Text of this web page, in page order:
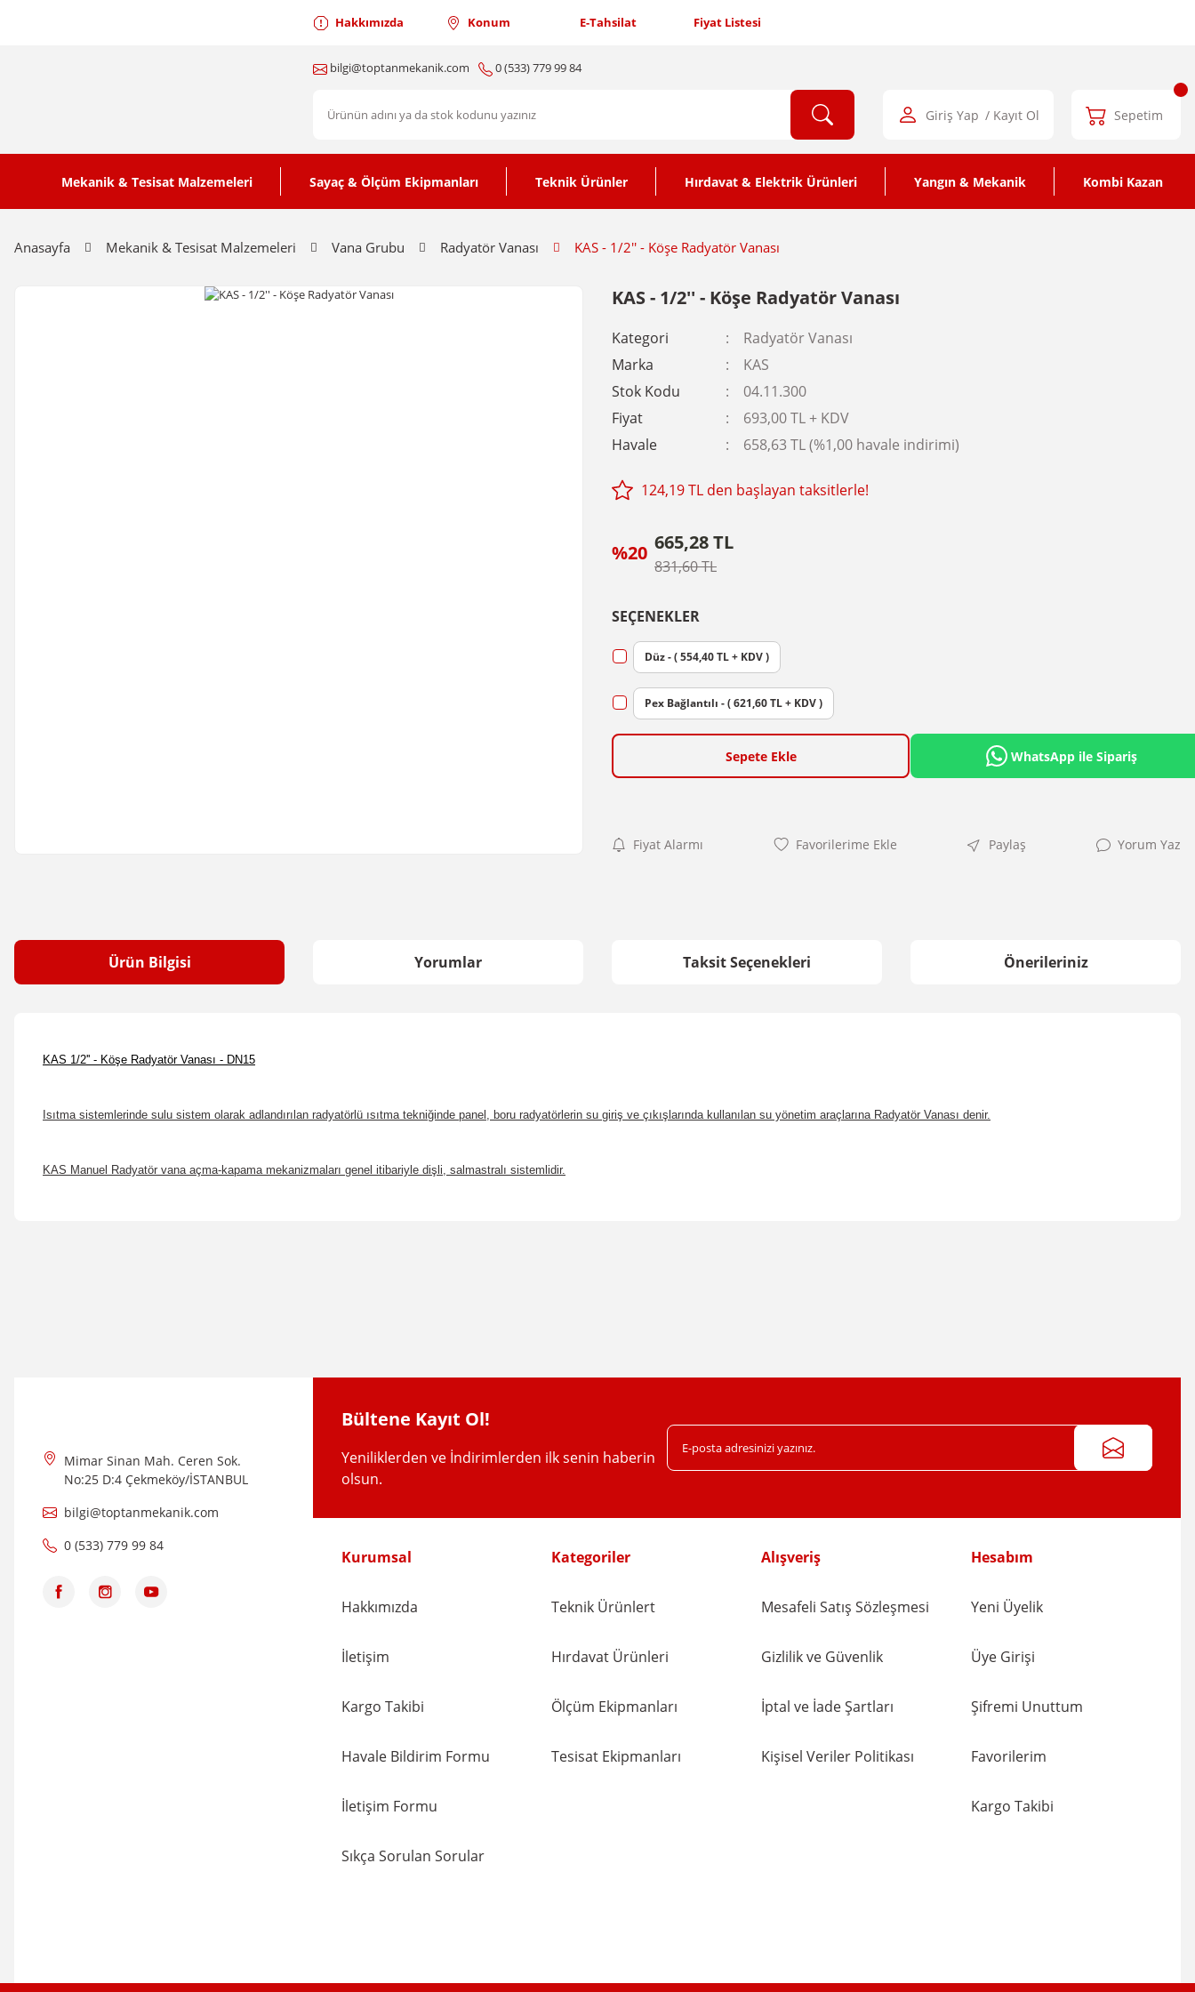
Hakkımızda Konum E-Tahsilat Fiyat Listesi
bilgi@toptanmekanik.com 0 (533) 779 99 84
Giriş Yap / Kayıt Ol Sepetim
Mekanik & Tesisat Malzemeleri Sayaç & Ölçüm Ekipmanları Teknik Ürünler Hırdavat & Elektrik Ürünleri Yangın & Mekanik Kombi Kazan
Anasayfa Mekanik & Tesisat Malzemeleri Vana Grubu Radyatör Vanası KAS - 1/2'' - Köşe Radyatör Vanası
KAS - 1/2'' - Köşe Radyatör Vanası
Kategori
Radyatör Vanası
Marka
KAS
Stok Kodu
04.11.300
Fiyat
693,00 TL + KDV
Havale
658,63 TL (%1,00 havale indirimi)
124,19 TL den başlayan taksitlerle!
%20 665,28 TL
831,60 TL
SEÇENEKLER
Düz - ( 554,40 TL + KDV )
Pex Bağlantılı - ( 621,60 TL + KDV )
Sepete Ekle WhatsApp ile Sipariş
Fiyat Alarmı Paylaş Yorum Yaz
Ürün Bilgisi Yorumlar Taksit Seçenekleri Önerileriniz
KAS 1/2'' - Köşe Radyatör Vanası - DN15
Isıtma sistemlerinde sulu sistem olarak adlandırılan radyatörlü ısıtma tekniğinde panel, boru radyatörlerin su giriş ve çıkışlarında kullanılan su yönetim araçlarına Radyatör Vanası denir.
KAS Manuel Radyatör vana açma-kapama mekanizmaları genel itibariyle dişli, salmastralı sistemlidir.
Mimar Sinan Mah. Ceren Sok.
No:25 D:4 Çekmeköy/İSTANBUL
bilgi@toptanmekanik.com
0 (533) 779 99 84
Bültene Kayıt Ol!
Yeniliklerden ve İndirimlerden ilk senin haberin
olsun.
Kurumsal
Hakkımızda
İletişim
Kargo Takibi
Havale Bildirim Formu
İletişim Formu
Sıkça Sorulan Sorular
Kategoriler
Teknik Ürünlert
Hırdavat Ürünleri
Ölçüm Ekipmanları
Tesisat Ekipmanları
Alışveriş
Mesafeli Satış Sözleşmesi
Gizlilik ve Güvenlik
İptal ve İade Şartları
Kişisel Veriler Politikası
Hesabım
Yeni Üyelik
Üye Girişi
Şifremi Unuttum
Favorilerim
Kargo Takibi